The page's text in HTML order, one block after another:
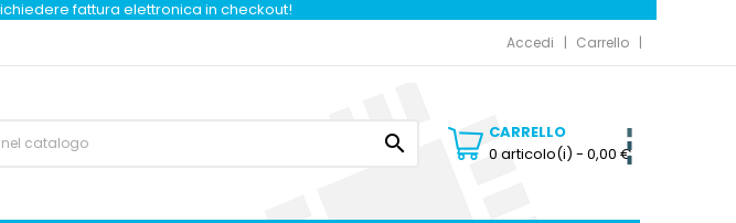
fattura elettronica in checkout!
Accedi Carrello

CARRELLO
0 articolo(i) - 0,00 €